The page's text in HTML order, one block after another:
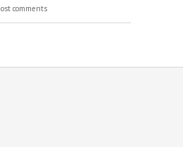
Feierstein über Esperanto
comments